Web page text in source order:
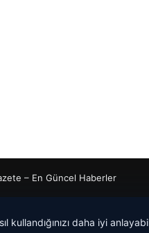
– En Güncel Haberler
kullandığınızı daha iyi